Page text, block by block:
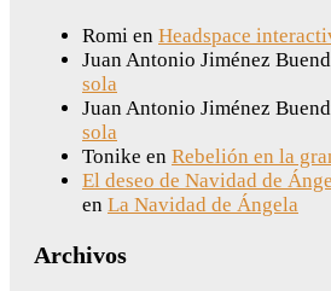
Romi en Headspace
Juan Antonio Jiménez
sola
Juan Antonio Jiménez
sola
Tonike en Rebelión en la
El deseo de Navidad de
en La Navidad de Ángela
Archivos